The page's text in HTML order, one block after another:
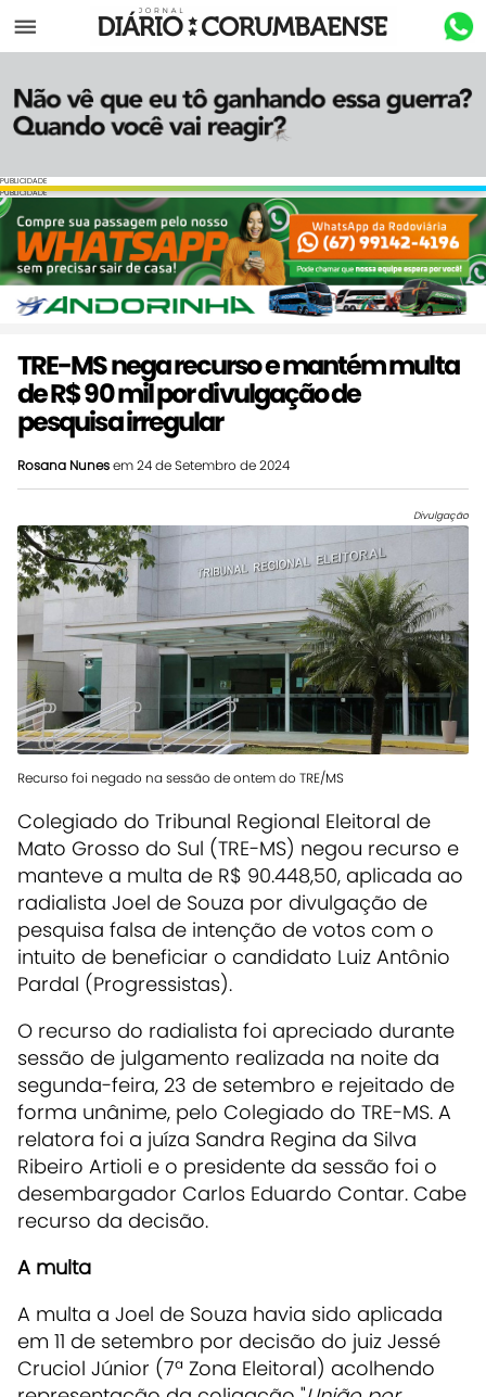
Menu
PUBLICIDADE
PUBLICIDADE
TRE-MS nega recurso e mantém multa
de R$ 90 mil por divulgação de
pesquisa irregular
Rosana Nunesem 24 de Setembro de 2024
Divulgação
Recurso foi negado na sessão de ontem do TRE/MS
Colegiado do Tribunal Regional Eleitoral de
Mato Grosso do Sul (TRE-MS) negou recurso e
manteve a multa de R$ 90.448,50, aplicada ao
radialista Joel de Souza por divulgação de
pesquisa falsa de intenção de votos com o
intuito de beneficiar o candidato Luiz Antônio
Pardal (Progressistas).
O recurso do radialista foi apreciado durante
sessão de julgamento realizada na noite da
segunda-feira, 23 de setembro e rejeitado de
forma unânime, pelo Colegiado do TRE-MS. A
relatora foi a juíza Sandra Regina da Silva
Ribeiro Artioli e o presidente da sessão foi o
desembargador Carlos Eduardo Contar. Cabe
recurso da decisão.
A multa
A multa a Joel de Souza havia sido aplicada
em 11 de setembro por decisão do juiz Jessé
Cruciol Júnior (7ª Zona Eleitoral) acolhendo